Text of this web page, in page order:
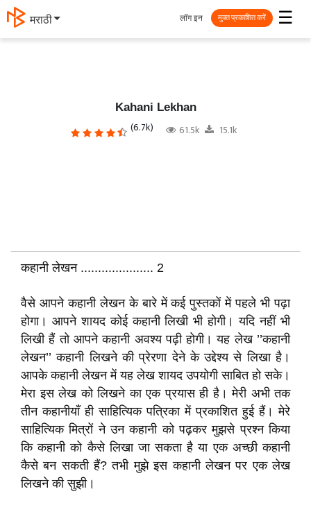
मराठी ☰
लॉग इन मुक्त प्रकाशित करें
Kahani Lekhan
(6.7k) 61.5k 15.1k
कहानी लेखन ..................... 2
वैसे आपने कहानी लेखन के बारे में कई पुस्तकों में पहले भी पढ़ा
होगा। आपने शायद कोई कहानी लिखी भी होगी। यदि नहीं भी
लिखी हैं तो आपने कहानी अवश्य पढ़ी होगी। यह लेख ’’कहानी
लेखन’’ कहानी लिखने की प्रेरणा देने के उद्देश्य से लिखा है।
आपके कहानी लेखन में यह लेख शायद उपयोगी साबित हो सके।
मेरा इस लेख को लिखने का एक प्रयास ही है। मेरी अभी तक
तीन कहानीयाँ ही साहित्यिक पत्रिका में प्रकाशित हुई हैं। मेरे
साहित्यिक मित्रों ने उन कहानी को पढ़कर मुझसे प्रश्न किया
कि कहानी को कैसे लिखा जा सकता है या एक अच्छी कहानी
कैसे बन सकती हैं? तभी मुझे इस कहानी लेखन पर एक लेख
लिखने की सुझी।